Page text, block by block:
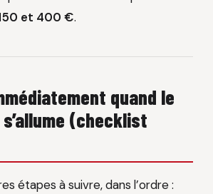
et 400 €.
quand le
(checklist
étapes à suivre, dans l’ordre :